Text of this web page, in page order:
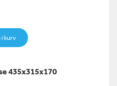
kurv
435x315x170